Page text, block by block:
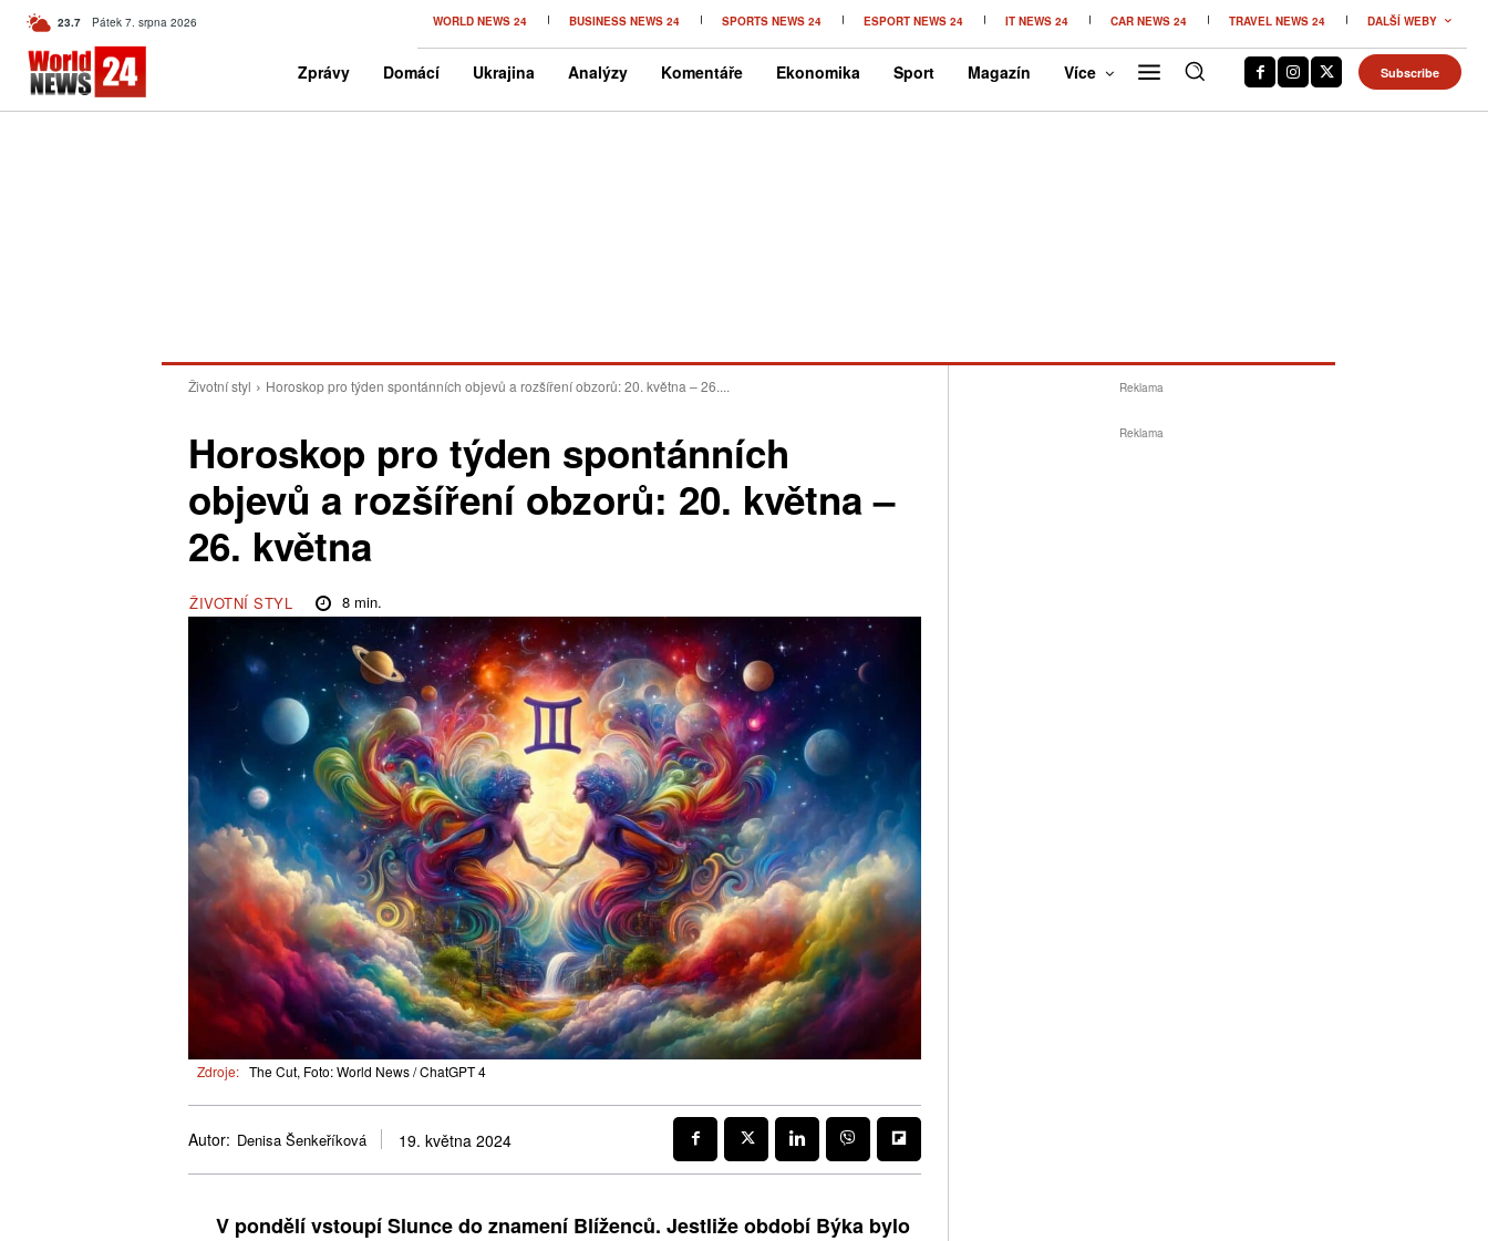
23.7 C Czech
Pátek 7. srpna 2026 WORLD NEWS 24 BUSINESS NEWS 24 SPORTS NEWS 24 ESPORT NEWS 24 IT NEWS 24 CAR NEWS 24 TRAVEL NEWS 24 DALŠÍ WEBY
Zprávy Domácí Ukrajina Analýzy Komentáře Ekonomika Sport Magazín Více Subscribe
Životní styl Horoskop pro týden spontánních objevů a rozšíření obzorů: 20. května – 26....
Horoskop pro týden spontánních
objevů a rozšíření obzorů: 20. května –
26. května
ŽIVOTNÍ STYL 8 min.
Zdroje: The Cut, Foto: World News / ChatGPT 4
Autor: Denisa Šenkeříková 19. května 2024
V pondělí vstoupí Slunce do znamení Blíženců. Jestliže období Býka bylo
Reklama
Reklama